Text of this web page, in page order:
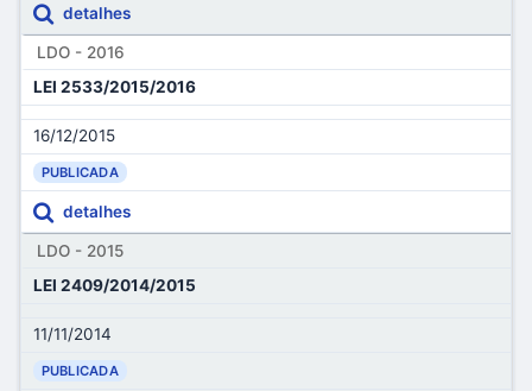
detalhes
LDO - 2016
LEI 2533/2015/2016
16/12/2015
PUBLICADA
detalhes
LDO - 2015
LEI 2409/2014/2015
11/11/2014
PUBLICADA